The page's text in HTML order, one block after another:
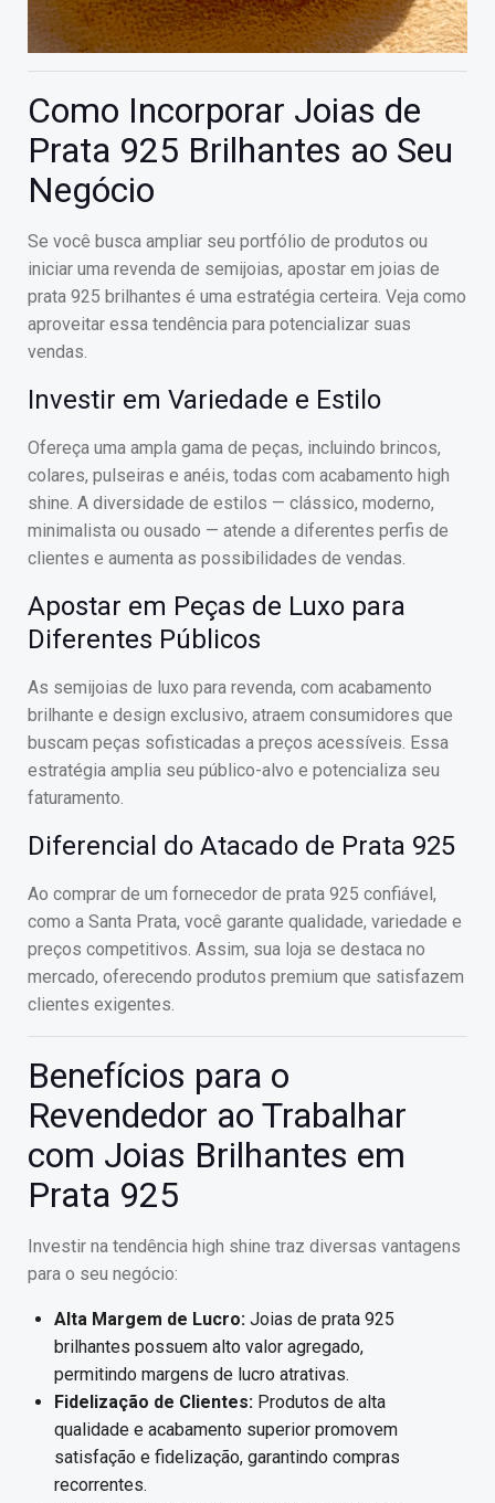
Como Incorporar Joias de
Prata 925 Brilhantes ao Seu
Negócio
Se você busca ampliar seu portfólio de produtos ou
iniciar uma revenda de semijoias, apostar em joias de
prata 925 brilhantes é uma estratégia certeira. Veja como
aproveitar essa tendência para potencializar suas
vendas.
Investir em Variedade e Estilo
Ofereça uma ampla gama de peças, incluindo brincos,
colares, pulseiras e anéis, todas com acabamento high
shine. A diversidade de estilos — clássico, moderno,
minimalista ou ousado — atende a diferentes perfis de
clientes e aumenta as possibilidades de vendas.
Apostar em Peças de Luxo para
Diferentes Públicos
As semijoias de luxo para revenda, com acabamento
brilhante e design exclusivo, atraem consumidores que
buscam peças sofisticadas a preços acessíveis. Essa
estratégia amplia seu público-alvo e potencializa seu
faturamento.
Diferencial do Atacado de Prata 925
Ao comprar de um fornecedor de prata 925 confiável,
como a Santa Prata, você garante qualidade, variedade e
preços competitivos. Assim, sua loja se destaca no
mercado, oferecendo produtos premium que satisfazem
clientes exigentes.
Benefícios para o
Revendedor ao Trabalhar
com Joias Brilhantes em
Prata 925
Investir na tendência high shine traz diversas vantagens
para o seu negócio:
Alta Margem de Lucro: Joias de prata 925
brilhantes possuem alto valor agregado,
permitindo margens de lucro atrativas.
Fidelização de Clientes: Produtos de alta
qualidade e acabamento superior promovem
satisfação e fidelização, garantindo compras
recorrentes.